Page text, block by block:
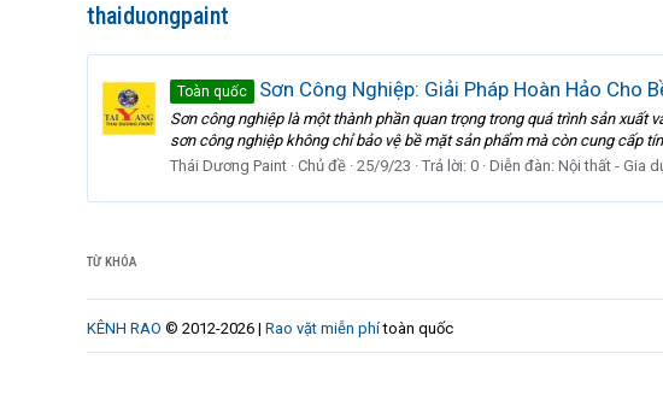
thaiduongpaint
Toàn quốc Sơn Công Nghiệp: Giải Pháp Hoàn Hảo Cho
Sơn công nghiệp là một thành phần quan trọng trong quá trình sản
sơn công nghiệp không chỉ bảo vệ bề mặt sản phẩm mà còn cung cấp
Thái Dương Paint Chủ đề 25/9/23 Trả lời: 0 Diễn đàn: Nội thất - Gia
TỪ KHÓA
KÊNH RAO © 2012-2026 | Rao vặt miễn phítoàn quốc